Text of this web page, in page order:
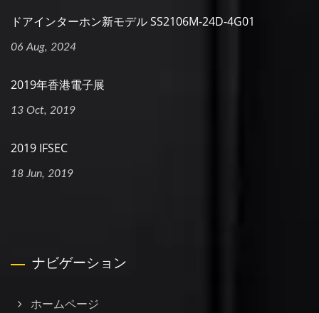
ドアインターホン新モデル SS2106M-24D-4G01
06 Aug, 2024
2019年香港電子展
13 Oct, 2019
2019 IFSEC
18 Jun, 2019
ナビゲーション
ホームページ